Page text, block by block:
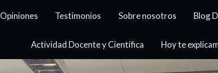
Opiniones Testimonios Sobre nosotros Blog
Actividad Docente y Científica Hoy te